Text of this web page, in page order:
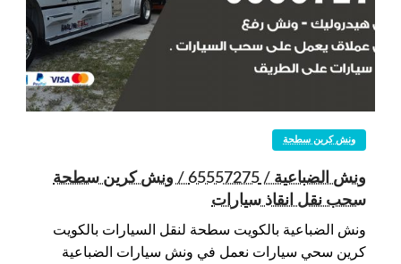
ونش كرين سطحة
ونش الضباعية / 65557275 / ونش كرين سطحة
سحب نقل انقاذ سيارات
ونش الضباعية بالكويت سطحة لنقل السيارات بالكويت
كرين سحي سيارات نعمل في ونش سيارات الضباعية